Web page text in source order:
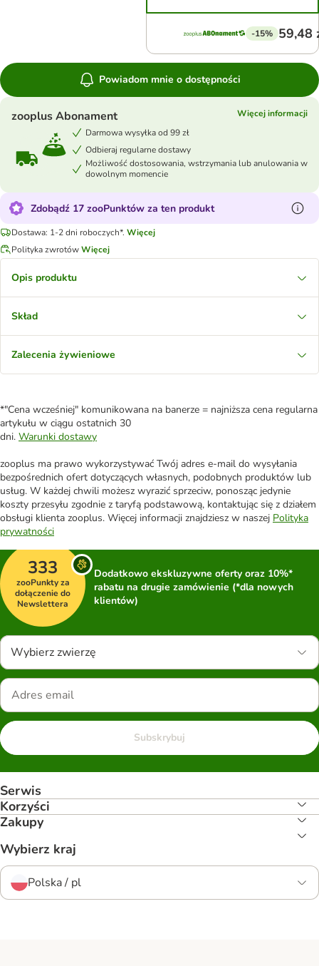
-15% 59,48
Powiadom mnie o dostępności
zooplus Abonament
Więcej informacji
Darmowa wysyłka od 99 zł
Odbieraj regularne dostawy
Możliwość dostosowania, wstrzymania lub anulowania w
dowolnym momencie
Zdobądź 17 zooPunktów za ten produkt
Dostawa: 1-2 dni roboczych*. Więcej
Polityka zwrotówWięcej
Opis produktu
Skład
Zalecenia żywieniowe
*"Cena wcześniej" komunikowana na banerze = najniższa cena regularna
artykułu w ciągu ostatnich 30
dni. Warunki dostawy
zooplus ma prawo wykorzystywać Twój adres e-mail do wysyłania
bezpośrednich ofert dotyczących własnych, podobnych produktów lub
usług. W każdej chwili możesz wyrazić sprzeciw, ponosząc jedynie
koszty przesyłu zgodnie z taryfą podstawową, kontaktując się z działem
obsługi klienta zooplus. Więcej informacji znajdziesz w naszej Polityka
prywatności
333
zooPunkty za
dołączenie do
Newslettera
Dodatkowo ekskluzywne oferty oraz 10%*
rabatu na drugie zamówienie (*dla nowych
klientów)
Wybierz zwierzę
Subskrybuj
Serwis
Korzyści
Zakupy
Wybierz kraj
Polska / pl